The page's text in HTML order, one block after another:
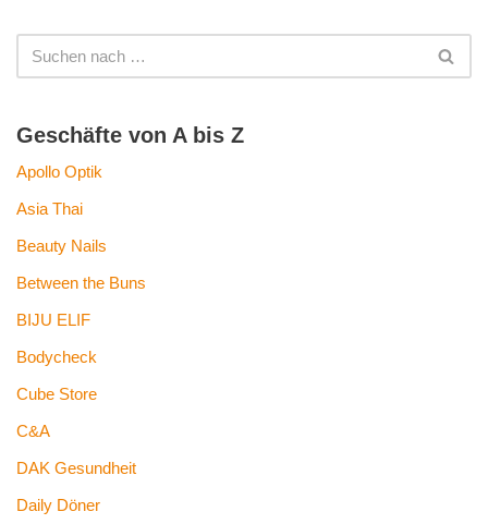
Geschäfte von A bis Z
Apollo Optik
Asia Thai
Beauty Nails
Between the Buns
BIJU ELIF
Bodycheck
Cube Store
C&A
DAK Gesundheit
Daily Döner